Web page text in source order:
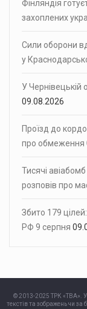
Фінляндія
захоплених
Сили оборони
у
У Чернівецькій
09.08.2026
Проїзд до
про обмеження
Тисячі
розповів про
Збито 179
РФ 9 серпня
© 2013-2025 ТРК «ТВА».
текстів та зображень чи за